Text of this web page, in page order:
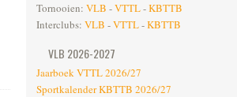
Tornooien: VLB -VTTL-KBTTB
Interclubs: VLB -VTTL-KBTTB
VLB 2026-2027
Jaarboek VTTL 2026/27
Sportkalender KBTTB 2026/27